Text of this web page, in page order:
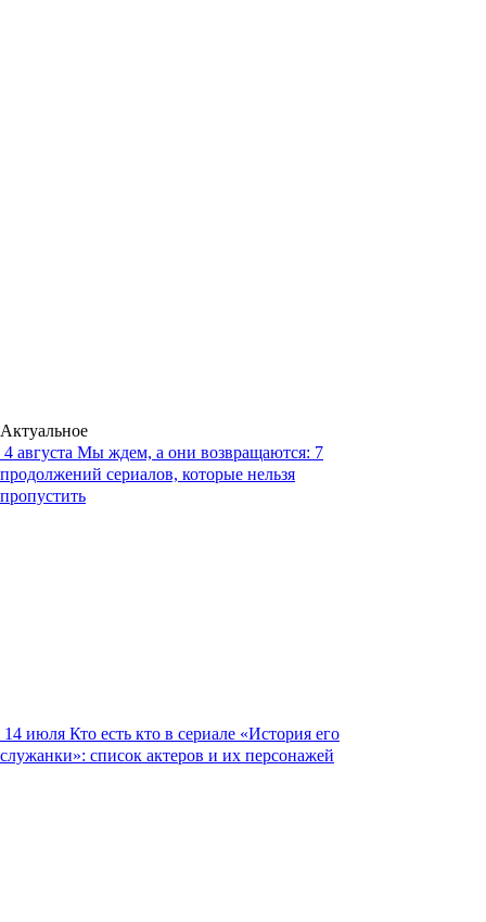
Актуальное
4 августа Мы ждем, а они возвращаются: 7
продолжений сериалов, которые нельзя
пропустить
14 июля Кто есть кто в сериале «История его
служанки»: список актеров и их персонажей